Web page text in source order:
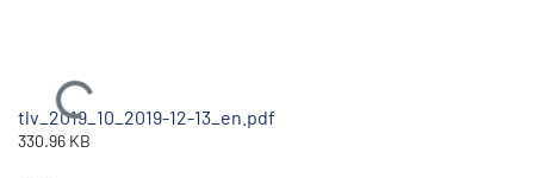
Ladataan...
tlv_2019_10_2019-12-13_en.pdf
330.96 KB